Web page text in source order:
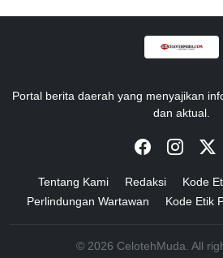
Portal berita daerah yang menyajikan
dan aktual.
Tentang Kami Redaksi Kode
Perlindungan Wartawan
Kode Etik
© 2026 CelotehMuda. All